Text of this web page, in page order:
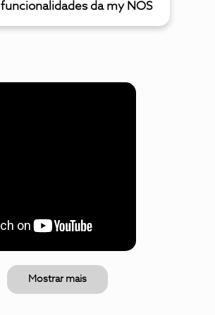
funcionalidades da my NOS
Mostrar mais